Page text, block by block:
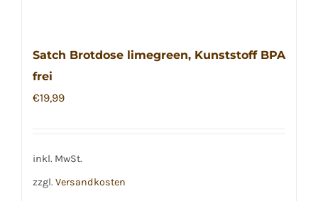
Satch Brotdose limegreen, Kunststoff BPA
frei
€19,99
inkl. MwSt.
zzgl. Versandkosten